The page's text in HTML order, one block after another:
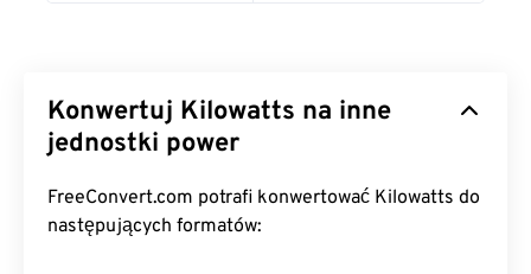
Konwertuj Kilowatts na inne
jednostki power
FreeConvert.com potrafi konwertować Kilowatts do
następujących formatów: